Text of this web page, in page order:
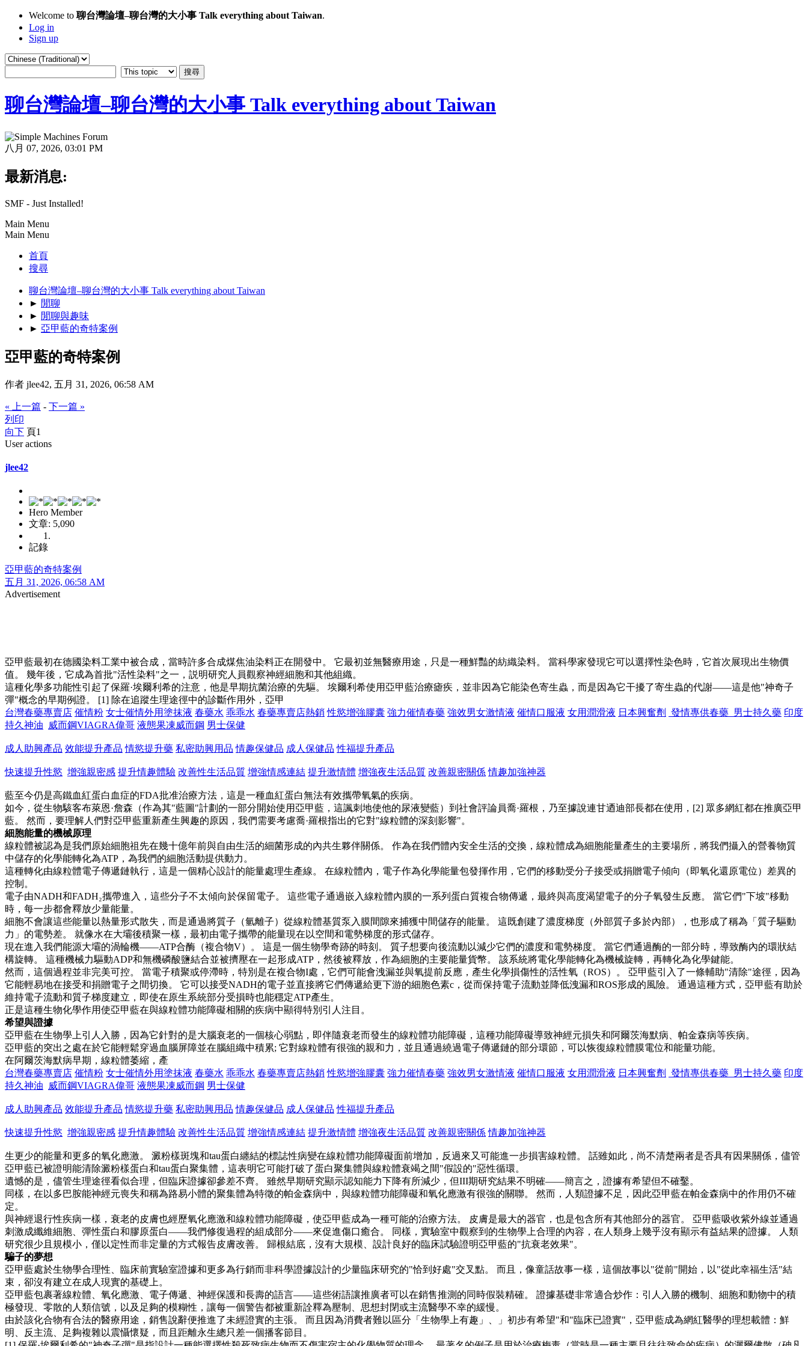
Welcome to 聊台灣論壇–聊台灣的大小事 Talk everything about Taiwan.
Log in
Sign up
聊台灣論壇–聊台灣的大小事 Talk everything about Taiwan
八月 07, 2026, 03:01 PM
最新消息:
SMF - Just Installed!
Main Menu
Main Menu
首頁
搜尋
聊台灣論壇–聊台灣的大小事 Talk everything about Taiwan
► 閒聊
► 閒聊與趣味
► 亞甲藍的奇特案例
亞甲藍的奇特案例
作者 jlee42, 五月 31, 2026, 06:58 AM
« 上一篇 - 下一篇 »
列印
向下 頁1
User actions
jlee42
Hero Member
文章: 5,090
記錄
亞甲藍的奇特案例
五月 31, 2026, 06:58 AM
Advertisement
亞甲藍最初在德國染料工業中被合成，當時許多合成煤焦油染料正在開發中。 它最初並無醫療用途，只是一種鮮豔的紡織染料。 當科學家發現它可以選擇性染色時，它首次展現出生物價
值。 幾年後，它成為首批"活性染料"之一，説明研究人員觀察神經細胞和其他組織。
這種化學多功能性引起了保羅·埃爾利希的注意，他是早期抗菌治療的先驅。 埃爾利希使用亞甲藍治療瘧疾，並非因為它能染色寄生蟲，而是因為它干擾了寄生蟲的代謝——這是他"神奇子
彈"概念的早期例證。 [1] 除在追蹤生理途徑中的診斷作用外，亞甲
台灣春藥專賣店 催情粉 女士催情外用塗抹液 春藥水 乖乖水 春藥專賣店熱銷 性慾增強膠囊 強力催情春藥 強效男女激情液 催情口服液 女用潤滑液 日本興奮劑 發情專供春藥 男士持久藥 印度
持久神油
威而鋼VIAGRA偉哥 液態果凍威而鋼 男士保健
成人助興產品 效能提升產品 情慾提升藥 私密助興用品 情趣保健品 成人保健品 性福提升產品
快速提升性慾 增強親密感 提升情趣體驗 改善性生活品質 增強情感連結 提升激情體 增強夜生活品質 改善親密關係 情趣加強神器
藍至今仍是高鐵血紅蛋白血症的FDA批准治療方法，這是一種血紅蛋白無法有效攜帶氧氣的疾病。
如今，從生物駭客布萊恩·詹森（作為其"藍圖"計劃的一部分開始使用亞甲藍，這諷刺地使他的尿液變藍）到社會評論員喬·羅根，乃至據說連甘迺迪部長都在使用，[2] 眾多網紅都在推廣亞甲
藍。 然而，要理解人們對亞甲藍重新產生興趣的原因，我們需要考慮喬·羅根指出的它對"線粒體的深刻影響"。
細胞能量的機械原理
線粒體被認為是我們原始細胞祖先在幾十億年前與自由生活的細菌形成的內共生夥伴關係。 作為在我們體內安全生活的交換，線粒體成為細胞能量產生的主要場所，將我們攝入的營養物質
中儲存的化學能轉化為ATP，為我們的細胞活動提供動力。
這種轉化由線粒體電子傳遞鏈執行，這是一個精心設計的能量處理生產線。 在線粒體內，電子作為化學能量包發揮作用，它們的移動受分子接受或捐贈電子傾向（即氧化還原電位）差異的
控制。
電子由NADH和FADH₂攜帶進入，這些分子不太傾向於保留電子。 這些電子通過嵌入線粒體內膜的一系列蛋白質複合物傳遞，最終與高度渴望電子的分子氧發生反應。 當它們"下坡"移動
時，每一步都會釋放少量能量。
細胞不會讓這些能量以熱量形式散失，而是通過將質子（氫離子）從線粒體基質泵入膜間隙來捕獲中間儲存的能量。 這既創建了濃度梯度（外部質子多於內部），也形成了稱為「質子驅動
力」的電勢差。 就像水在大壩後積聚一樣，最初由電子攜帶的能量現在以空間和電勢梯度的形式儲存。
現在進入我們能源大壩的渦輪機——ATP合酶（複合物V）。 這是一個生物學奇跡的時刻。 質子想要向後流動以減少它們的濃度和電勢梯度。 當它們通過酶的一部分時，導致酶內的環狀結
構旋轉。 這種機械力驅動ADP和無機磷酸鹽結合並被擠壓在一起形成ATP，然後被釋放，作為細胞的主要能量貨幣。 該系統將電化學能轉化為機械旋轉，再轉化為化學鍵能。
然而，這個過程並非完美可控。 當電子積聚或停滯時，特別是在複合物I處，它們可能會洩漏並與氧提前反應，產生化學損傷性的活性氧（ROS）。 亞甲藍引入了一條輔助"清除"途徑，因為
它能輕易地在接受和捐贈電子之間切換。 它可以接受NADH的電子並直接將它們傳遞給更下游的細胞色素c，從而保持電子流動並降低洩漏和ROS形成的風險。 通過這種方式，亞甲藍有助於
維持電子流動和質子梯度建立，即使在原生系統部分受損時也能穩定ATP產生。
正是這種生物化學作用使亞甲藍在與線粒體功能障礙相關的疾病中顯得特別引人注目。
希望與證據
亞甲藍在生物學上引人入勝，因為它針對的是大腦衰老的一個核心弱點，即伴隨衰老而發生的線粒體功能障礙，這種功能障礙導致神經元損失和阿爾茨海默病、帕金森病等疾病。
亞甲藍的突出之處在於它能輕鬆穿過血腦屏障並在腦組織中積累; 它對線粒體有很強的親和力，並且通過繞過電子傳遞鏈的部分環節，可以恢復線粒體膜電位和能量功能。
在阿爾茨海默病早期，線粒體萎縮，產
台灣春藥專賣店 催情粉 女士催情外用塗抹液 春藥水 乖乖水 春藥專賣店熱銷 性慾增強膠囊 強力催情春藥 強效男女激情液 催情口服液 女用潤滑液 日本興奮劑 發情專供春藥 男士持久藥 印度
持久神油
威而鋼VIAGRA偉哥 液態果凍威而鋼 男士保健
成人助興產品 效能提升產品 情慾提升藥 私密助興用品 情趣保健品 成人保健品 性福提升產品
快速提升性慾 增強親密感 提升情趣體驗 改善性生活品質 增強情感連結 提升激情體 增強夜生活品質 改善親密關係 情趣加強神器
生更少的能量和更多的氧化應激。 澱粉樣斑塊和tau蛋白纏結的標誌性病變在線粒體功能障礙面前增加，反過來又可能進一步損害線粒體。 話雖如此，尚不清楚兩者是否具有因果關係，儘管
亞甲藍已被證明能清除澱粉樣蛋白和tau蛋白聚集體，這表明它可能打破了蛋白聚集體與線粒體衰竭之間"假設的"惡性循環。
遺憾的是，儘管生理途徑看似合理，但臨床證據卻參差不齊。 雖然早期研究顯示認知能力下降有所減少，但III期研究結果不明確——簡言之，證據有希望但不確鑿。
同樣，在以多巴胺能神經元喪失和稱為路易小體的聚集體為特徵的帕金森病中，與線粒體功能障礙和氧化應激有很強的關聯。 然而，人類證據不足，因此亞甲藍在帕金森病中的作用仍不確
定。
與神經退行性疾病一樣，衰老的皮膚也經歷氧化應激和線粒體功能障礙，使亞甲藍成為一種可能的治療方法。 皮膚是最大的器官，也是包含所有其他部分的器官。 亞甲藍吸收紫外線並通過
刺激成纖維細胞、彈性蛋白和膠原蛋白——我們修復過程的組成部分——來促進傷口癒合。 同樣，實驗室中觀察到的生物學上合理的內容，在人類身上幾乎沒有顯示有益結果的證據。 人類
研究很少且規模小，僅以定性而非定量的方式報告皮膚改善。 歸根結底，沒有大規模、設計良好的臨床試驗證明亞甲藍的"抗衰老效果"。
騙子的夢想
亞甲藍處於生物學合理性、臨床前實驗室證據和更多為行銷而非科學證據設計的少量臨床研究的"恰到好處"交叉點。 而且，像童話故事一樣，這個故事以"從前"開始，以"從此幸福生活"結
束，卻沒有建立在成人現實的基礎上。
亞甲藍包裹著線粒體、氧化應激、電子傳遞、神經保護和長壽的語言——這些術語讓推廣者可以在銷售推測的同時假裝精確。 證據基礎非常適合炒作：引人入勝的機制、細胞和動物中的積
極發現、零散的人類信號，以及足夠的模糊性，讓每一個警告都被重新詮釋為壓制、思想封閉或主流醫學不幸的緩慢。
由於該化合物有合法的醫療用途，銷售說辭便推進了未經證實的主張。 而且因為消費者難以區分「生物學上有趣」、」初步有希望"和"臨床已證實"，亞甲藍成為網紅醫學的理想載體：鮮
明、反主流、足夠複雜以震懾懷疑，而且距離永生總只差一個播客節目。